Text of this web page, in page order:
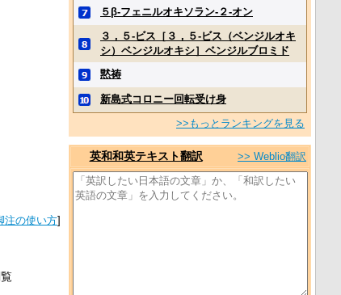
注の使い方]
５β‐フェニルオキソラン‐２‐オン
３，５‐ビス［３，５‐ビス（ベンジルオキ
シ）ベンジルオキシ］ベンジルブロミド
黙祷
新島式コロニー回転受け身
>>もっとランキングを見る
英和和英テキスト翻訳 >> Weblio翻訳